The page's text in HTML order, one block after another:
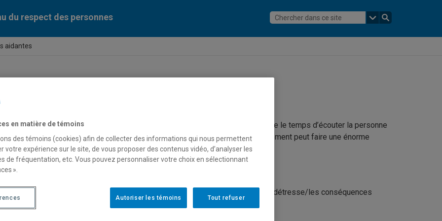
du respect des personnes
aidantes
aidantes
l’on reçoit un dévoilement de violence à caractère sexuel, il importe de prendre le temps d’écouter la personne
à vous. Sachez qu’une écoute attentive et respectueuse lors d’un dévoilement peut faire une énorme
sans jugement (utiliser ses mots)
clairement, par votre attitude et paroles, que vous croyez la personne (sa détresse/les conséquences
en matière de témoins
des témoins (cookies) afin de collecter des informations qui nous permettent
votre expérience sur le site, de vous proposer des contenus vidéo, d’analyser les
de fréquentation, etc. Vous pouvez personnaliser votre choix en sélectionnant
».
Tout refuser
Autoriser les témoins